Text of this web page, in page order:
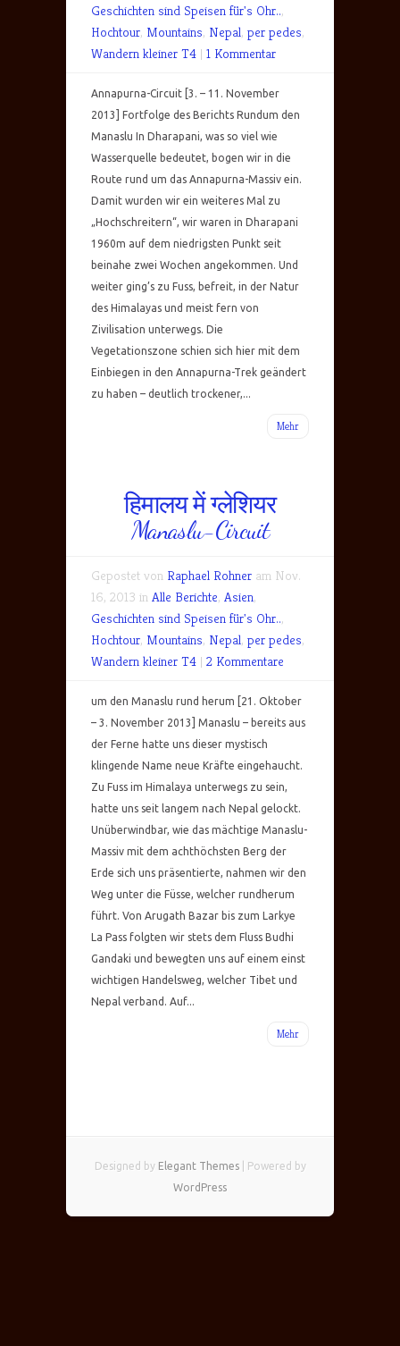
Geschichten sind Speisen für's Ohr..,
Hochtour, Mountains, Nepal, per pedes,
Wandern kleiner T4 | 1 Kommentar
Annapurna-Circuit [3. – 11. November
2013] Fortfolge des Berichts Rundum den
Manaslu In Dharapani, was so viel wie
Wasserquelle bedeutet, bogen wir in die
Route rund um das Annapurna-Massiv ein.
Damit wurden wir ein weiteres Mal zu
„Hochschreitern“, wir waren in Dharapani
1960m auf dem niedrigsten Punkt seit
beinahe zwei Wochen angekommen. Und
weiter ging’s zu Fuss, befreit, in der Natur
des Himalayas und meist fern von
Zivilisation unterwegs. Die
Vegetationszone schien sich hier mit dem
Einbiegen in den Annapurna-Trek geändert
zu haben – deutlich trockener,...
Mehr
हिमालय में ग्लेशियर
Manaslu-Circuit
Gepostet von Raphael Rohner am Nov.
16, 2013 in Alle Berichte, Asien,
Geschichten sind Speisen für's Ohr..,
Hochtour, Mountains, Nepal, per pedes,
Wandern kleiner T4 | 2 Kommentare
um den Manaslu rund herum [21. Oktober
– 3. November 2013] Manaslu – bereits aus
der Ferne hatte uns dieser mystisch
klingende Name neue Kräfte eingehaucht.
Zu Fuss im Himalaya unterwegs zu sein,
hatte uns seit langem nach Nepal gelockt.
Unüberwindbar, wie das mächtige Manaslu-
Massiv mit dem achthöchsten Berg der
Erde sich uns präsentierte, nahmen wir den
Weg unter die Füsse, welcher rundherum
führt. Von Arugath Bazar bis zum Larkye
La Pass folgten wir stets dem Fluss Budhi
Gandaki und bewegten uns auf einem einst
wichtigen Handelsweg, welcher Tibet und
Nepal verband. Auf...
Mehr
Designed by Elegant Themes| Powered by
WordPress